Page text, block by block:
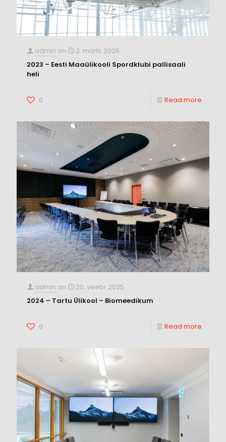
admin on
2. märts 2025
2023 – Eesti Maaülikooli Spordklubi pallisaali
heli
0 Read more
admin on
20. veebr 2025
2024 – Tartu Ülikool – Biomeedikum
0 Read more